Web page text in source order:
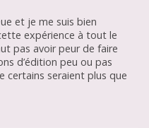
et je me suis bien
expérience à tout le
pas avoir peur de faire
d’édition peu ou pas
certains seraient plus que